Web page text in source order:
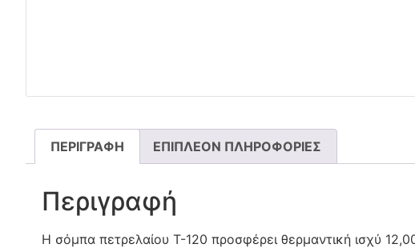
ΠΕΡΙΓΡΑΦΉ ΕΠΙΠΛΈΟΝ ΠΛΗΡΟΦΟΡΊΕΣ
Περιγραφή
Η σόμπα πετρελαίου T-120 προσφέρει θερμαντική ισχύ